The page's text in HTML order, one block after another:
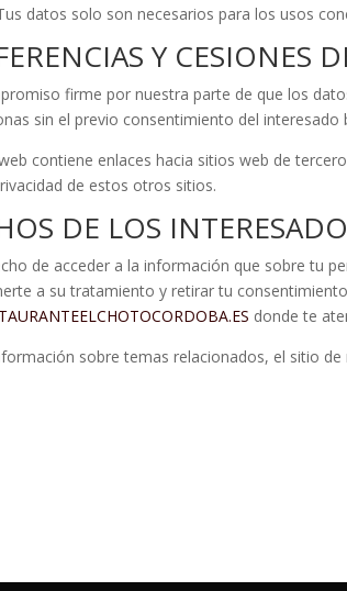
datos solo son necesarios para los usos
Y CESIONES
firme por nuestra parte de que los
sin el previo consentimiento del
contiene enlaces hacia sitios web de
de estos otros sitios.
DE LOS
de acceder a la información que sobre tu
a su tratamiento y retirar tu
donde te
sobre temas relacionados, el sitio